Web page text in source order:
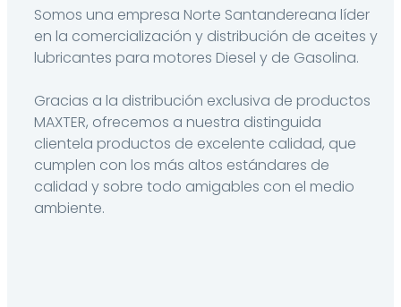
Somos una empresa Norte Santandereana líder
en la comercialización y distribución de aceites y
lubricantes para motores Diesel y de Gasolina.
Gracias a la distribución exclusiva de productos
MAXTER, ofrecemos a nuestra distinguida
clientela productos de excelente calidad, que
cumplen con los más altos estándares de
calidad y sobre todo amigables con el medio
ambiente.